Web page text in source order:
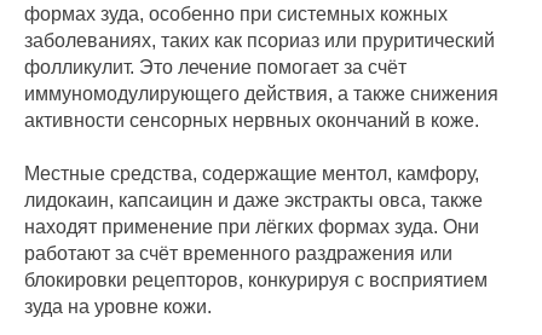
формах зуда, особенно при системных кожных
заболеваниях, таких как псориаз или пруритический
фолликулит. Это лечение помогает за счёт
иммуномодулирующего действия, а также снижения
активности сенсорных нервных окончаний в коже.
Местные средства, содержащие ментол, камфору,
лидокаин, капсаицин и даже экстракты овса, также
находят применение при лёгких формах зуда. Они
работают за счёт временного раздражения или
блокировки рецепторов, конкурируя с восприятием
зуда на уровне кожи.